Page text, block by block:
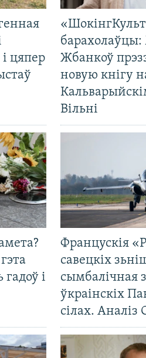
цяпер
Жбанкоў
новую кнігу
Вільні
і
Францускія
савецкіх
сымбалічная
ўкраінскіх
сілах. Аналіз